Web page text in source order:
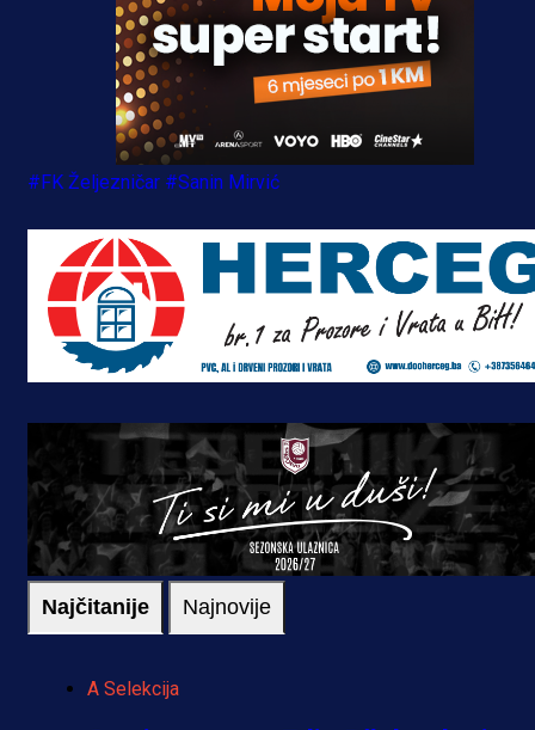
#FK Željezničar #Sanin Mirvić
Najčitanije Najnovije
A Selekcija